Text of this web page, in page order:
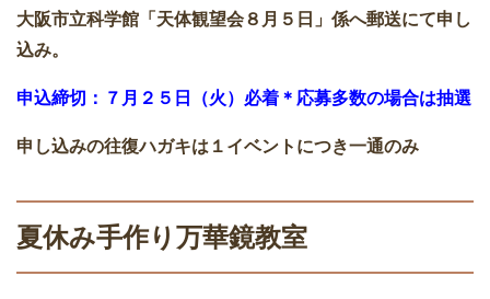
大阪市立科学館「天体観望会８月５日」係へ郵送にて申し
込み。
申込締切：７月２５日（火）必着＊応募多数の場合は抽選
申し込みの往復ハガキは１イベントにつき一通のみ
夏休み手作り万華鏡教室